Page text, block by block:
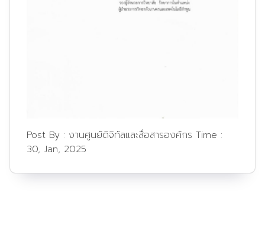
Post By : งานศูนย์ดิจิทัลและสื่อสารองค์กร Time :
30, Jan, 2025